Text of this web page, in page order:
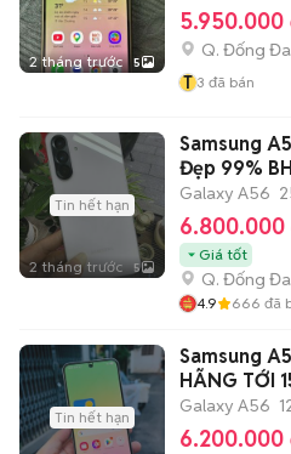
2 tháng trước 5
5.950.000
Q. Đống Đa
T 3 đã bán
Tin hết hạn
2 tháng trước 5
Samsung
Đẹp 99%
Galaxy A56
6.800.000
Giá tốt
Q. Đống Đa
4.9 666 đã
Tin hết hạn
Samsung
HÃNG TỚI
Galaxy A56
6.200.000